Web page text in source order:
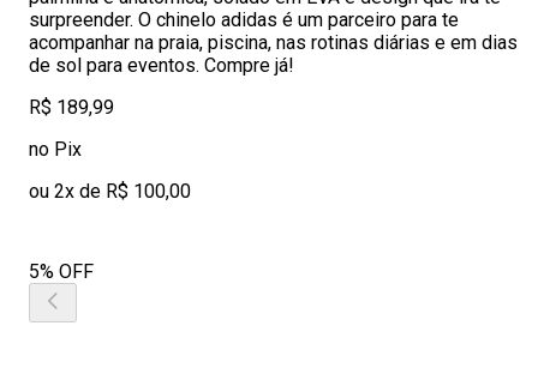
surpreender. O chinelo adidas é um parceiro para te
acompanhar na praia, piscina, nas rotinas diárias e em dias
de sol para eventos. Compre já!
R$ 189,99
no Pix
ou 2x de R$ 100,00
5% OFF